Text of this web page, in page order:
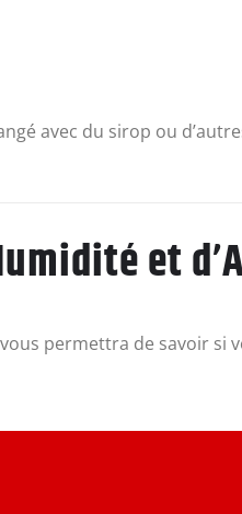
avec du sirop ou
et
permettra de savoir si